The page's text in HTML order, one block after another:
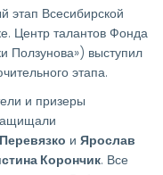
этап Всесибирской
Центр талантов Фонда
Ползунова») выступил
этапа.
и призеры
и Ярослав
Корончик. Все